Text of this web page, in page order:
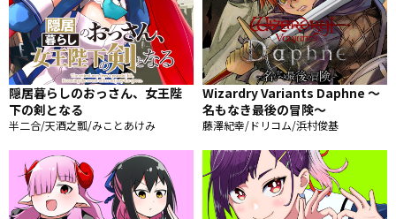
隠居暮らしのおっさん、女王陛
下の剣となる
半二合/天酒之瓢/みことあけみ
Wizardry Variants Daphne ～
名もなき最後の冒険～
藤澤紀幸/ドリコム/浜村俊基